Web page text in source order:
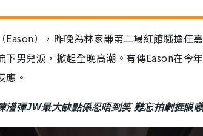
Eason），昨晚為林家謙第二場紅館騷擔任
下男兒淚，掀起全晚高潮。有傳Eason在今
應。
瀅彈JW最大缺點係忍唔到笑 難忘拍劇捱眼